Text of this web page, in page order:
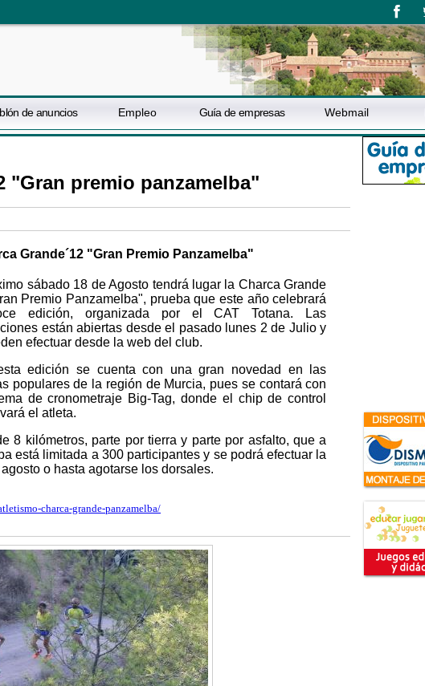
de anuncios Empleo Guía de empresas Webmail
"Gran premio panzamelba"
Grande´12 "Gran Premio Panzamelba"
sábado 18 de Agosto tendrá lugar la Charca Grande
Premio Panzamelba", prueba que este año celebrará
edición, organizada por el CAT Totana. Las
están abiertas desde el pasado lunes 2 de Julio y
efectuar desde la web del club.
edición se cuenta con una gran novedad en las
populares de la región de Murcia, pues se contará con
de cronometraje Big-Tag, donde el chip de control
el atleta.
8 kilómetros, parte por tierra y parte por asfalto, que a
está limitada a 300 participantes y se podrá efectuar la
o hasta agotarse los dorsales.
charca-grande-panzamelba/